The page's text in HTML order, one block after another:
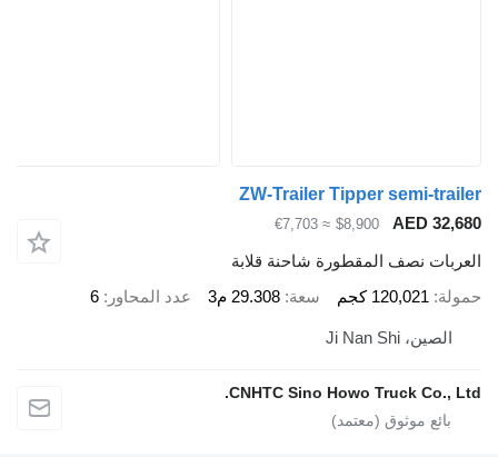
ZW-Trailer Tipper semi-
AED
$8,900
≈ €7,703
نصف المقطورة شاحنة قلابة
120,021 كجم سعة 29.308 م3 عدد المحاور 6
الصين، Ji Nan Shi
CNHTC Sino Howo Truck Co.,